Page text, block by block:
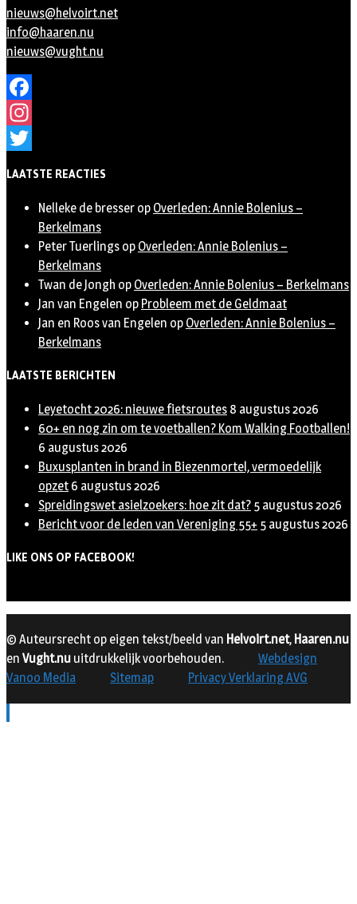
nieuws@helvoirt.net
info@haaren.nu
nieuws@vught.nu
Facebook
Instagram
LAATSTE REACTIES
Nelleke de bresser op Overleden: Annie Bolenius –
Berkelmans
Peter Tuerlings op Overleden: Annie Bolenius –
Berkelmans
Twan de Jongh op Overleden: Annie Bolenius – Berkelmans
Jan van Engelen op Probleem met de Geldmaat
Jan en Roos van Engelen op Overleden: Annie Bolenius –
Berkelmans
LAATSTE BERICHTEN
Leyetocht 2026: nieuwe fietsroutes 8 augustus 2026
60+ en nog zin om te voetballen? Kom Walking Footballen!
6 augustus 2026
Buxusplanten in brand in Biezenmortel, vermoedelijk
opzet 6 augustus 2026
Spreidingswet asielzoekers: hoe zit dat? 5 augustus 2026
Bericht voor de leden van Vereniging 55+ 5 augustus 2026
LIKE ONS OP FACEBOOK!
© Auteursrecht op eigen tekst/beeld van Helvoirt.net, Haaren.nu
en Vught.nu uitdrukkelijk voorbehouden.
Webdesign
Vanoo Media
Sitemap Privacy Verklaring AVG